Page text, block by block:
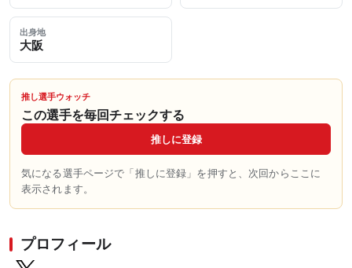
出身地
大阪
推し選手ウォッチ
この選手を毎回チェックする
推しに登録
気になる選手ページで「推しに登録」を押すと、次回からここに
表示されます。
プロフィール